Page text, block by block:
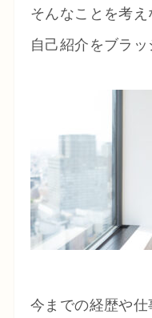
そんなことを考
自己紹介をブラッ
今までの経歴や